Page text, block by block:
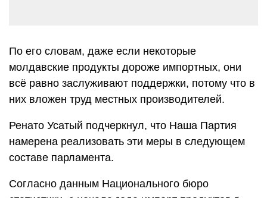
По его словам, даже если некоторые
молдавские продукты дороже импортных, они
всё равно заслуживают поддержки, потому что в
них вложен труд местных производителей.
Ренато Усатый подчеркнул, что Наша Партия
намерена реализовать эти меры в следующем
составе парламента.
Согласно данным Национального бюро